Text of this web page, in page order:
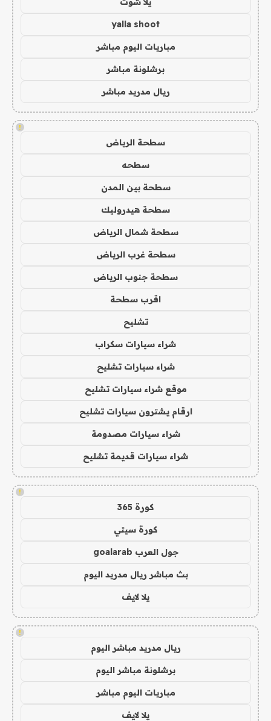
yalla shoot
مباريات اليوم مباشر
برشلونة مباشر
ريال مدريد مباشر
!
سطحة الرياض
سطحه
سطحة بين المدن
سطحة هيدروليك
سطحة شمال الرياض
سطحة غرب الرياض
سطحة جنوب الرياض
اقرب سطحة
تشليح
شراء سيارات سكراب
شراء سيارات تشليح
موقع شراء سيارات تشليح
ارقام يشترون سيارات تشليح
شراء سيارات مصدومة
شراء سيارات قديمة تشليح
!
كورة 365
كورة سيتي
جول العرب goalarab
بث مباشر ريال مدريد اليوم
يلا لايف
!
ريال مدريد مباشر اليوم
برشلونة مباشر اليوم
مباريات اليوم مباشر
يلا لايف